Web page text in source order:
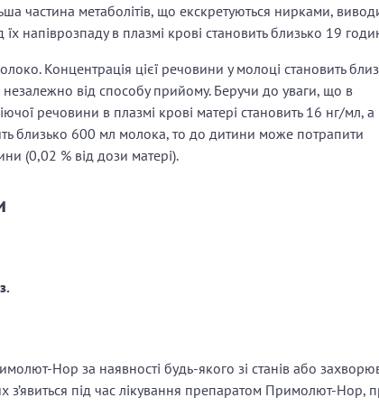
частина метаболітів, що екскретуються нирками,
напіврозпаду в плазмі крові становить близько 19
Концентрація цієї речовини у молоці становить
незалежно від способу прийому. Беручи до уваги, що в
речовини в плазмі крові матері становить 16 нг/мл, а
близько 600 мл молока, то до дитини може потрапити
(0,02 % від дози матері).
Нор за наявності будь-якого зі станів або
з’явиться під час лікування препаратом Примолют-Нор,